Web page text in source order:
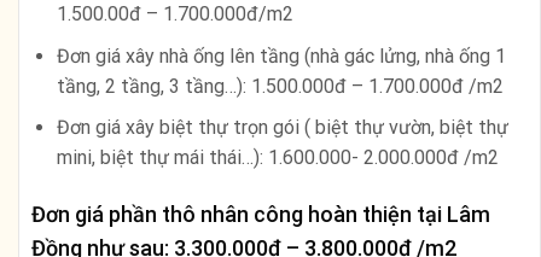
1.500.00đ – 1.700.000đ/m2
Đơn giá xây nhà ống lên tầng (nhà gác lửng, nhà ống 1
tầng, 2 tầng, 3 tầng…): 1.500.000đ – 1.700.000đ /m2
Đơn giá xây biệt thự trọn gói ( biệt thự vườn, biệt thự
mini, biệt thự mái thái…): 1.600.000- 2.000.000đ /m2
Đơn giá phần thô nhân công hoàn thiện tại Lâm
Đồng như sau: 3.300.000đ – 3.800.000đ /m2